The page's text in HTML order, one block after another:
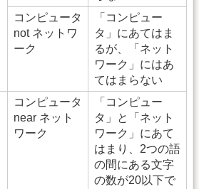
コンピュータ
not ネットワ
ーク
「コンピュー
タ」にあてはま
るが、「ネット
ワーク」にはあ
てはまらない
コンピュータ
near ネット
ワーク
「コンピュー
タ」と「ネット
ワーク」にあて
はまり、2つの語
の間にある文字
の数が20以下で